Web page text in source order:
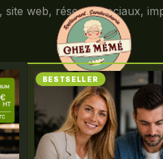
web, réseaux sociaux,
BESTSELLER